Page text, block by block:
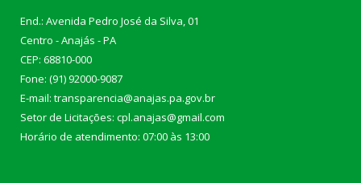
End.: Avenida Pedro José da Silva, 01
Centro - Anajás - PA
CEP: 68810-000
Fone: (91) 92000-9087
E-mail: transparencia@anajas.pa.gov.br
Setor de Licitações: cpl.anajas@gmail.com
Horário de atendimento: 07:00 às 13:00